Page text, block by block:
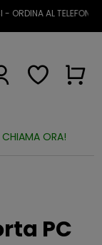
AL TELEFONO O
CHIAMA ORA!
PC